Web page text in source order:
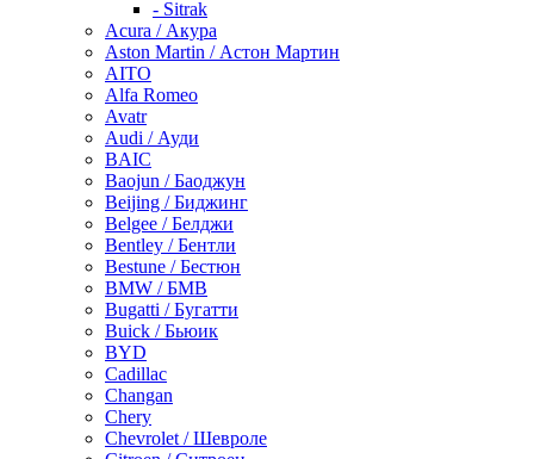
- Sitrak
Acura / Акура
Aston Martin / Астон Мартин
AITO
Alfa Romeo
Avatr
Audi / Ауди
BAIC
Baojun / Баоджун
Beijing / Биджинг
Belgee / Белджи
Bentley / Бентли
Bestune / Бестюн
BMW / БМВ
Bugatti / Бугатти
Buick / Бьюик
BYD
Cadillac
Changan
Chery
Chevrolet / Шевроле